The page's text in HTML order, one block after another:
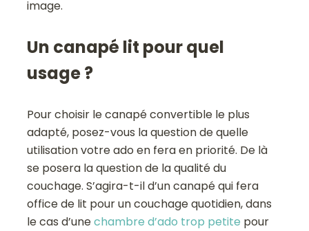
image.
Un canapé lit pour quel
usage ?
Pour choisir le canapé convertible le plus
adapté, posez-vous la question de quelle
utilisation votre ado en fera en priorité. De là
se posera la question de la qualité du
couchage. S’agira-t-il d’un canapé qui fera
office de lit pour un couchage quotidien, dans
le cas d’unechambre d’ado trop petite pour